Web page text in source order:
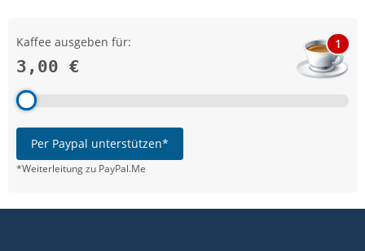
Kaffee ausgeben für:
3,00 €
1
Per Paypal unterstützen*
*Weiterleitung zu PayPal.Me